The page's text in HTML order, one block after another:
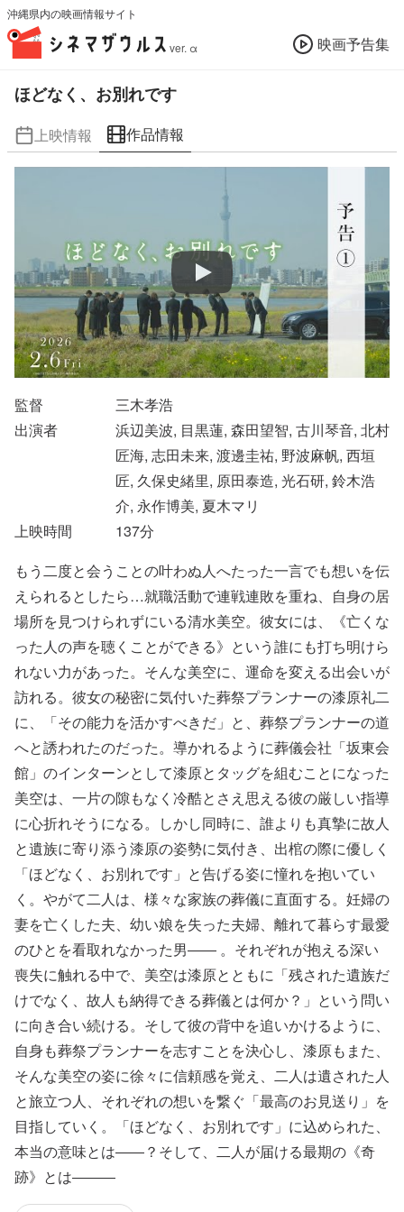
沖縄県内の映画情報サイト
ver. α 映画予告集
ほどなく、お別れです
上映情報 作品情報
監督
三木孝浩
出演者
浜辺美波, 目黒蓮, 森田望智, 古川琴音, 北村
匠海, 志田未来, 渡邊圭祐, 野波麻帆, 西垣
匠, 久保史緒里, 原田泰造, 光石研, 鈴木浩
介, 永作博美, 夏木マリ
上映時間
137分
もう二度と会うことの叶わぬ人へたった一言でも想いを伝
えられるとしたら…就職活動で連戦連敗を重ね、自身の居
場所を見つけられずにいる清水美空。彼女には、《亡くな
った人の声を聴くことができる》という誰にも打ち明けら
れない力があった。そんな美空に、運命を変える出会いが
訪れる。彼女の秘密に気付いた葬祭プランナーの漆原礼二
に、「その能力を活かすべきだ」と、葬祭プランナーの道
へと誘われたのだった。導かれるように葬儀会社「坂東会
館」のインターンとして漆原とタッグを組むことになった
美空は、一片の隙もなく冷酷とさえ思える彼の厳しい指導
に心折れそうになる。しかし同時に、誰よりも真摯に故人
と遺族に寄り添う漆原の姿勢に気付き、出棺の際に優しく
「ほどなく、お別れです」と告げる姿に憧れを抱いてい
く。やがて二人は、様々な家族の葬儀に直面する。妊婦の
妻を亡くした夫、幼い娘を失った夫婦、離れて暮らす最愛
のひとを看取れなかった男―― 。それぞれが抱える深い
喪失に触れる中で、美空は漆原とともに「残された遺族だ
けでなく、故人も納得できる葬儀とは何か？」という問い
に向き合い続ける。そして彼の背中を追いかけるように、
自身も葬祭プランナーを志すことを決心し、漆原もまた、
そんな美空の姿に徐々に信頼感を覚え、二人は遺された人
と旅立つ人、それぞれの想いを繋ぐ「最高のお見送り」を
目指していく。「ほどなく、お別れです」に込められた、
本当の意味とは――？そして、二人が届ける最期の《奇
跡》とは―――